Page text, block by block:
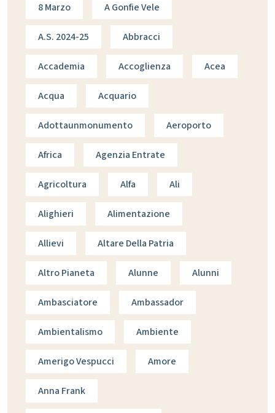
8 Marzo A Gonfie Vele
A.s. 2024-25 Abbracci
Accademia Accoglienza Acea
Acqua Acquario
Adottaunmonumento Aeroporto
Africa Agenzia Entrate
Agricoltura Alfa Ali
Alighieri Alimentazione
Allievi Altare Della Patria
Altro Pianeta Alunne Alunni
Ambasciatore Ambassador
Ambientalismo Ambiente
Amerigo Vespucci Amore
Anna Frank